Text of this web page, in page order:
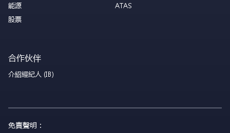
能源
股票
ATAS
合作伙伴
介紹經紀人 (IB)
免責聲明：